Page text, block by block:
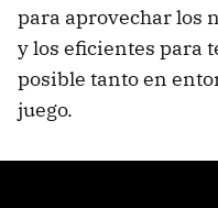
para aprovechar los
y los eficientes para
posible tanto en
juego.